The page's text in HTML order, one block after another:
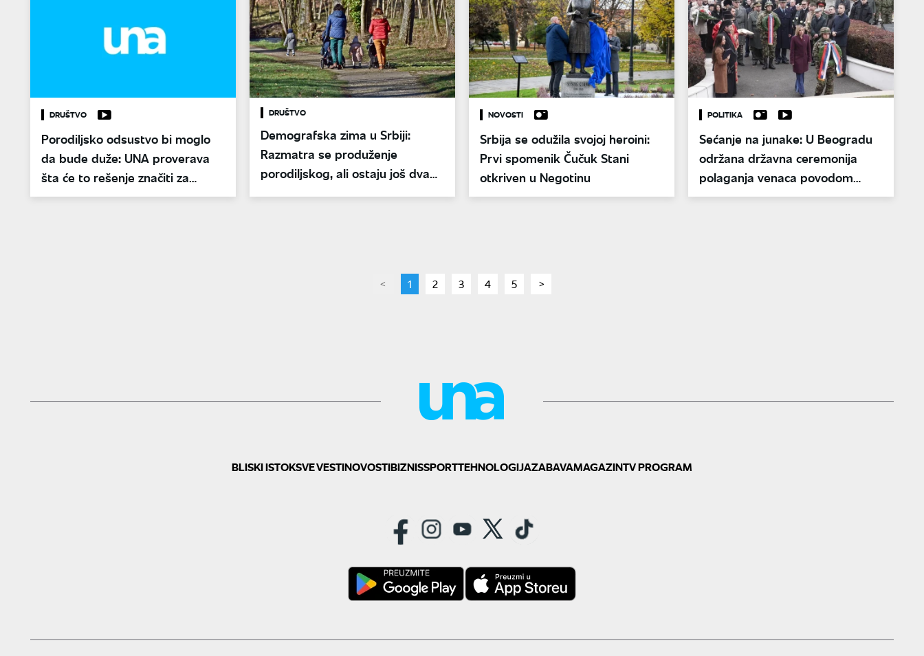
DRUŠTVO
Porodiljsko odsustvo bi moglo
da bude duže: UNA proverava
šta će to rešenje značiti za
roditelje
DRUŠTVO
Demografska zima u Srbiji:
Razmatra se produženje
porodiljskog, ali ostaju još dva
NOVOSTI
Srbija se odužila svojoj heroini:
Prvi spomenik Čučuk Stani
otkriven u Negotinu
POLITIKA
Sećanje na junake: U Beogradu
održana državna ceremonija
polaganja venaca povodom
Dana primirja
pageYou're
1 page
2 page
3 page
4 page
5 page
BLISKI ISTOKSVE VESTINOVOSTIBIZNISSPORTTEHNOLOGIJAZABAVAMAGAZINTV PROGRAM